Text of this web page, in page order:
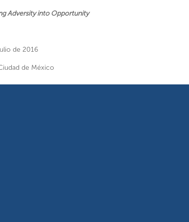
Adversity into Opportunity
de 2016
de México